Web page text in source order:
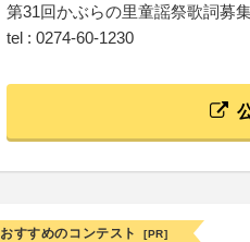
第31回かぶらの里童謡祭歌詞募
tel : 0274-60-1230
おすすめのコンテスト [PR]